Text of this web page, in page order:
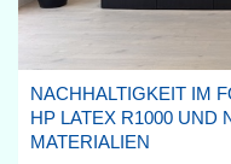
NACHHALTIGKEIT IM
HP LATEX R1000 UND
MATERIALIEN